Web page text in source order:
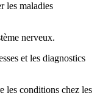
les maladies
nerveux.
et les diagnostics
les conditions chez les